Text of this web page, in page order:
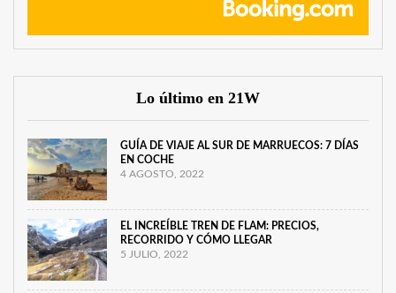
Lo último en 21W
GUÍA DE VIAJE AL SUR DE MARRUECOS: 7 DÍAS
EN COCHE
4 AGOSTO, 2022
EL INCREÍBLE TREN DE FLAM: PRECIOS,
RECORRIDO Y CÓMO LLEGAR
5 JULIO, 2022